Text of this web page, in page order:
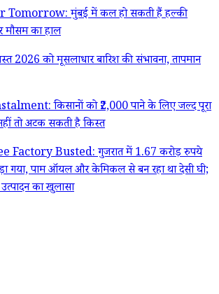
मुंबई में कल हो सकती हैं हल्की
मौसम का हाल
2026 को मूसलाधार बारिश की संभावना, तापमान
किसानों को ₹2,000 पाने के लिए जल्द पूरा
तो अटक सकती है किस्त
Factory Busted: गुजरात में 1.67 करोड़ रुपये
गया, पाम ऑयल और केमिकल से बन रहा था देसी घी;
का खुलासा